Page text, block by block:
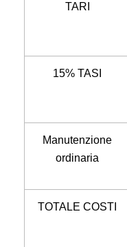
TARI
15% TASI
Manutenzione
ordinaria
TOTALE COSTI